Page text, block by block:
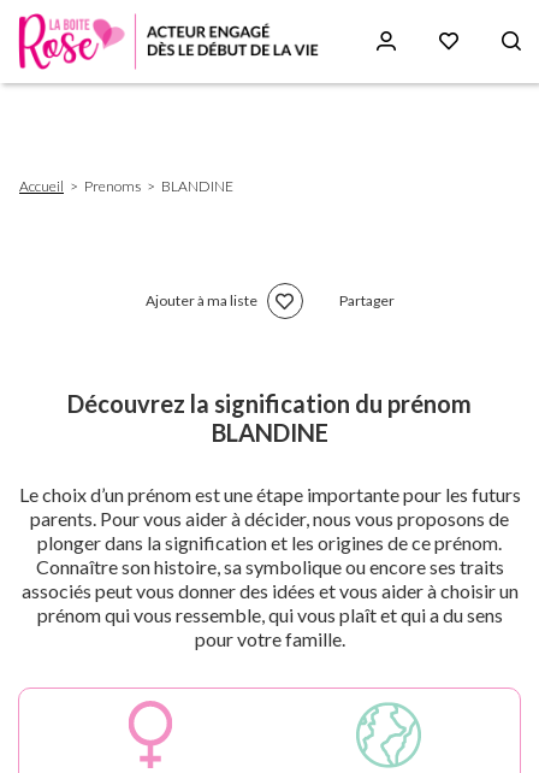
d'Ariane
Accueil Prenoms BLANDINE
Ajouter à ma liste Partager
Découvrez la signification du prénom
BLANDINE
Le choix d’un prénom est une étape importante pour les futurs
parents. Pour vous aider à décider, nous vous proposons de
plonger dans la signification et les origines de ce prénom.
Connaître son histoire, sa symbolique ou encore ses traits
associés peut vous donner des idées et vous aider à choisir un
prénom qui vous ressemble, qui vous plaît et qui a du sens
pour votre famille.